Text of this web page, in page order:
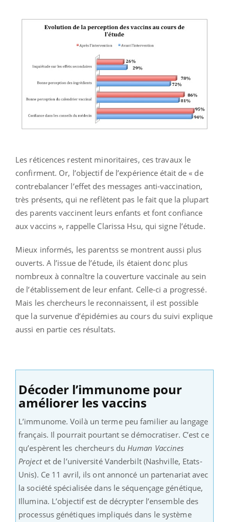
Les réticences restent minoritaires, ces travaux le
confirment. Or, l’objectif de l’expérience était de « de
contrebalancer l’effet des messages anti-vaccination,
très présents, qui ne reflètent pas le fait que la plupart
des parents vaccinent leurs enfants et font confiance
aux vaccins », rappelle Clarissa Hsu, qui signe l’étude.
Mieux informés, les parentss se montrent aussi plus
ouverts. A l’issue de l’étude, ils étaient donc plus
nombreux à connaître la couverture vaccinale au sein
de l’établissement de leur enfant. Celle-ci a progressé.
Mais les chercheurs le reconnaissent, il est possible
que la survenue d’épidémies au cours du suivi explique
aussi en partie ces résultats.
Décoder l’immunome pour
améliorer les vaccins
L’immunome. Voilà un terme peu familier au langage
français. Il pourrait pourtant se démocratiser. C’est ce
qu’espèrent les chercheurs duHuman Vaccines
Projectet de l’université Vanderbilt (Nashville, Etats-
Unis). Ce 11 avril, ils ont annoncé un partenariat avec
la société spécialisée dans le séquençage génétique,
Illumina. L’objectif est de décrypter l’ensemble des
processus génétiques impliqués dans le système